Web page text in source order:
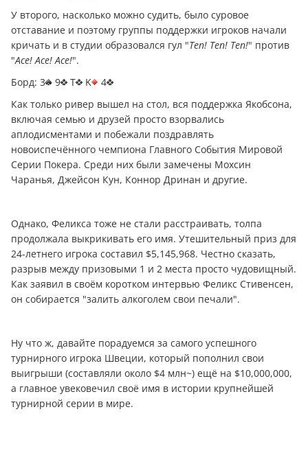
У второго, насколько можно судить, было суровое
отставание и поэтому группы поддержки игроков начали
кричать и в студии образовался гул "Ten! Ten! Ten!" против
"Ace! Ace! Ace!".
Борд: 3
9 T K
4
Как только ривер вышел на стол, вся поддержка Якобсона,
включая семью и друзей просто взорвались
аплодисментами и побежали поздравлять
новоиспечённого чемпиона Главного События Мировой
Серии Покера. Среди них были замечены Мохсин
Чаранья, Джейсон Кун, Коннор Дринан и другие.
Однако, Феликса тоже не стали расстраивать, толпа
продолжала выкрикивать его имя. Утешительный приз для
24-летнего игрока составил $5,145,968. Честно сказать,
разрыв между призовыми 1 и 2 места просто чудовищный.
Как заявил в своём коротком интервью Феликс Стивенсен,
он собирается "залить алкоголем свои печали".
Ну что ж, давайте порадуемся за самого успешного
турнирного игрока Швеции, который пополнил свои
выигрыши (составляли около $4 млн~) ещё на $10,000,000,
а главное увековечил своё имя в истории крупнейшей
турнирной серии в мире.